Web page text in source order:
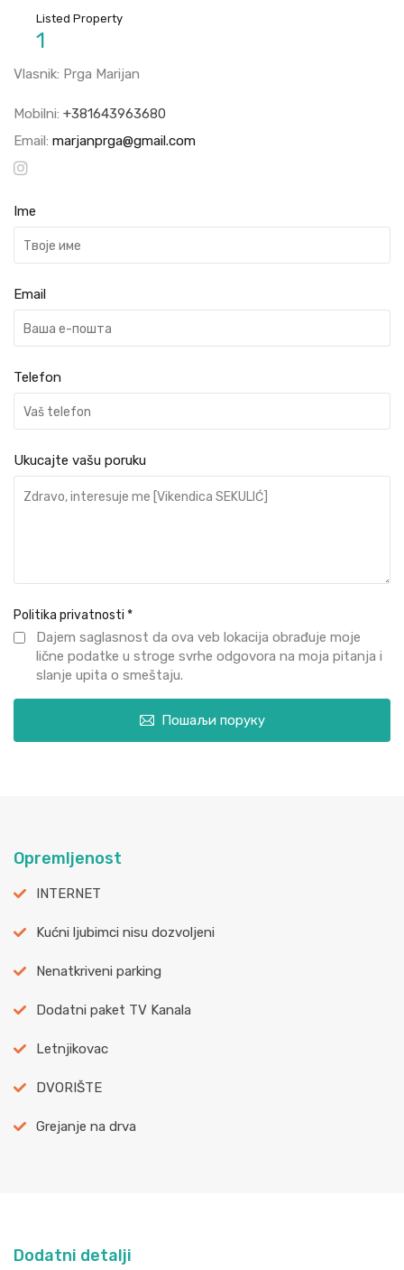
Listed Property
1
Vlasnik: Prga Marijan
Mobilni: +381643963680
Email: marjanprga@gmail.com
Ime
Email
Telefon
Ukucajte vašu poruku
Politika privatnosti *
Dajem saglasnost da ova veb lokacija obrađuje moje
lične podatke u stroge svrhe odgovora na moja pitanja i
slanje upita o smeštaju.
Пошаљи поруку
Opremljenost
INTERNET
Kućni ljubimci nisu dozvoljeni
Nenatkriveni parking
Dodatni paket TV Kanala
Letnjikovac
DVORIŠTE
Grejanje na drva
Dodatni detalji